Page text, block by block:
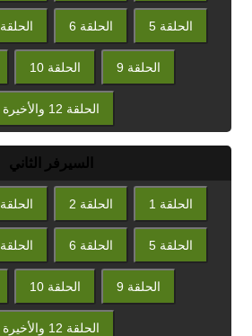
الحلقة 5 الحلقة 6 الحلقة 7
الحلقة 9 الحلقة 10
الحلقة 12 والأخيرة
السيرفر الثاني
الحلقة 1 الحلقة 2 الحلقة 3
الحلقة 5 الحلقة 6 الحلقة 7
الحلقة 9 الحلقة 10
الحلقة 12 والأخيرة